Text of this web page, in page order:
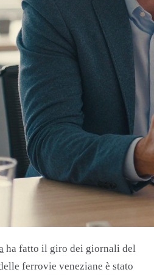
ha fatto il giro dei giornali del
ferrovie veneziane è stato